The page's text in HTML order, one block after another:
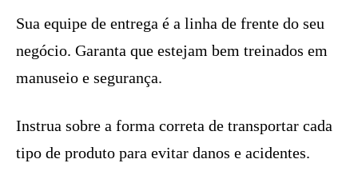
Sua equipe de entrega é a linha de frente do seu
negócio. Garanta que estejam bem treinados em
manuseio e segurança.
Instrua sobre a forma correta de transportar cada
tipo de produto para evitar danos e acidentes.